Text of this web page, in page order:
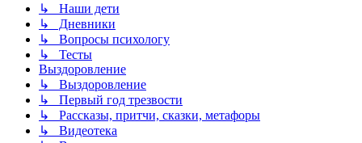
↳ Наши дети
↳ Дневники
↳ Вопросы психологу
↳ Тесты
Выздоровление
↳ Выздоровление
↳ Первый год трезвости
↳ Рассказы, притчи, сказки, метафоры
↳ Видеотека